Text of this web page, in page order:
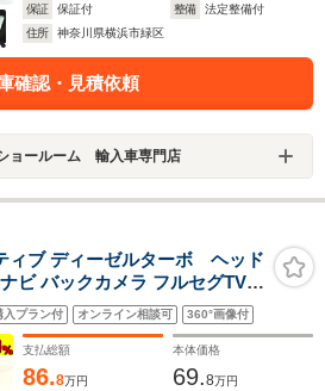
保証
保証付 整備
法定整備付
住所
神奈川県横浜市緑区
確認・見積依頼
ョールーム 輸入車専門店
ィブ ディーゼルターボ ヘッド
ビ バックカメラ フルセグTV
ルミホイール 革巻きステアリ
コントロール
入プラン付 オンライン相談可 360°画像付
支払総額
86.8万円
本体価格
69.8万円